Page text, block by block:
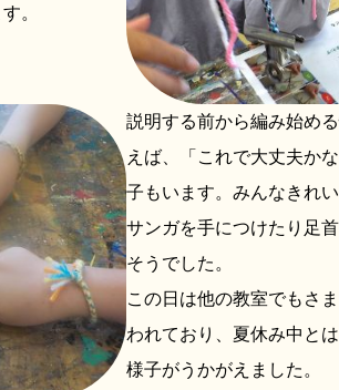
。
説明する前から編み始め
えば、「これで大丈夫か
子もいます。みんなきれ
サンガを手につけたり足
そうでした。
この日は他の教室でもさ
われており、夏休み中と
様子がうかがえました。